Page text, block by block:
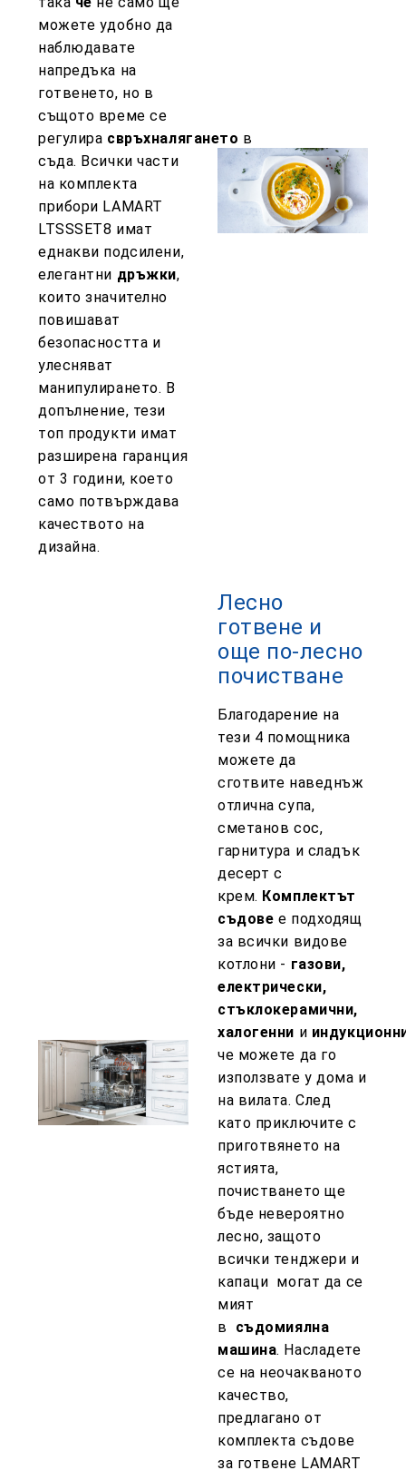
можете удобно да
наблюдавате
напредъка на
готвенето, но в
същото време се
регулира свръхналягането в
съда. Всички части
на комплекта
прибори LAMART
LTSSSET8 имат
еднакви подсилени,
елегантни дръжки,
които значително
повишават
безопасността и
улесняват
манипулирането. В
допълнение, тези
топ продукти имат
разширена гаранция
от 3 години, което
само потвърждава
качеството на
дизайна.
Лесно
готвене и
още по-лесно
почистване
Благодарение на
тези 4 помощника
можете да
сготвите наведнъж
отлична супа,
сметанов сос,
гарнитура и сладък
десерт с
крем. Комплектът
съдове е подходящ
за всички видове
котлони - газови,
електрически,
стъклокерамични,
халогенни и
че можете да го
използвате у дома и
на вилата. След
като приключите с
приготвянето на
ястията,
почистването ще
бъде невероятно
лесно, защото
всички тенджери и
капаци могат да се
мият
в съдомиялна
машина. Насладете
се на неочакваното
качество,
предлагано от
комплекта съдове
за готвене LAMART